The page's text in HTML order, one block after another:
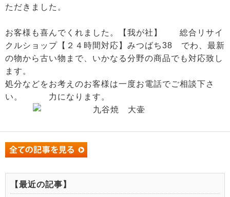
ただきました。
お客様も喜んでくれました。【我が社】 総合リサイ
クルショップ【２４時間対応】みつばち38 でわ、最新
の物から古い物まで、いかなる分野の商品でも対応致し
ます。
処分などをお考えのお客様は一度お電話でご相談下さ
い。 力になります。
【最近の記事】